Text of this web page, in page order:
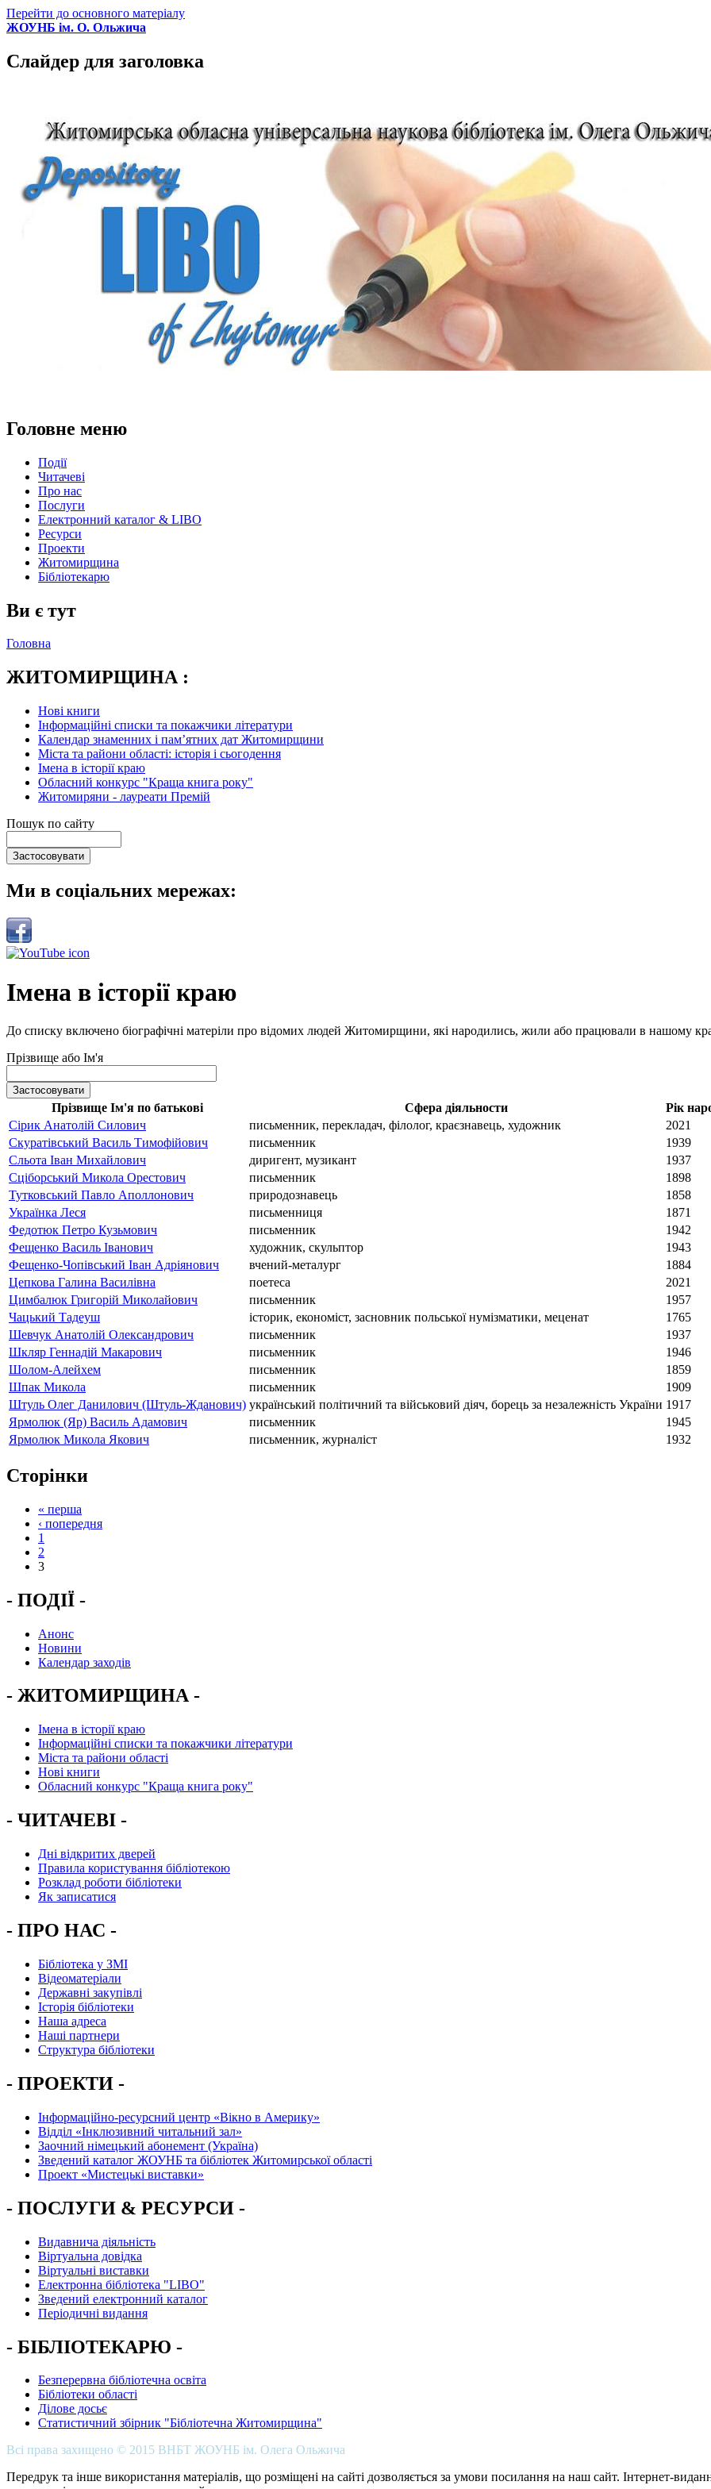
Перейти до основного матеріалу
ЖОУНБ ім. О. Ольжича
Слайдер для заголовка
Головне меню
Події
Читачеві
Про нас
Послуги
Електронний каталог & LIBO
Ресурси
Проекти
Житомирщина
Бібліотекарю
Ви є тут
Головна
ЖИТОМИРЩИНА :
Нові книги
Інформаційні списки та покажчики літератури
Календар знаменних і пам’ятних дат Житомирщини
Міста та райони області: історія і сьогодення
Імена в історії краю
Обласний конкурс "Краща книга року"
Житомиряни - лауреати Премій
Пошук по сайту
Ми в соціальних мережах:
Імена в історії краю
До списку включено біографічні матеріли про відомих людей Житомирщини, які народились, жили або працювали в нашому
Прізвище або Ім'я
Прізвище Ім'я по батькові Сфера діяльности
Рік
Сірик Анатолій Силович
письменник, перекладач, філолог, краєзнавець, художник
2021
Скуратівський Василь Тимофійович
письменник
1939
Сльота Іван Михайлович
диригент, музикант
1937
Сціборський Микола Орестович
письменник
1898
Тутковський Павло Аполлонович
природознавець
1858
Українка Леся
письменниця
1871
Федотюк Петро Кузьмович
письменник
1942
Фещенко Василь Іванович
художник, скульптор
1943
Фещенко-Чопівський Іван Адріянович
вчений-металург
1884
Цепкова Галина Василівна
поетеса
2021
Цимбалюк Григорій Миколайович
письменник
1957
Чацький Тадеуш
історик, економіст, засновник польської нумізматики, меценат
1765
Шевчук Анатолій Олександрович
письменник
1937
Шкляр Геннадій Макарович
письменник
1946
Шолом-Алейхем
письменник
1859
Шпак Микола
письменник
1909
Штуль Олег Данилович (Штуль-Жданович) український політичний та військовий діяч, борець за незалежність України 1917
Ярмолюк (Яр) Василь Адамович
письменник
1945
Ярмолюк Микола Якович
письменник, журналіст 1932
Сторінки
« перша
‹ попередня
1
2
3
- ПОДІЇ -
Анонс
Новини
Календар заходів
- ЖИТОМИРЩИНА -
Імена в історії краю
Інформаційні списки та покажчики літератури
Міста та райони області
Нові книги
Обласний конкурс "Краща книга року"
- ЧИТАЧЕВІ -
Дні відкритих дверей
Правила користування бібліотекою
Розклад роботи бібліотеки
Як записатися
- ПРО НАС -
Бібліотека у ЗМІ
Відеоматеріали
Державні закупівлі
Історія бібліотеки
Наша адреса
Наші партнери
Структура бібліотеки
- ПРОЕКТИ -
Інформаційно-ресурсний центр «Вікно в Америку»
Вiддiл «Інклюзивний читальний зал»
Заочний німецький абонемент (Україна)
Зведений каталог ЖОУНБ та бібліотек Житомирської області
Проект «Мистецькі виставки»
- ПОСЛУГИ & РЕСУРСИ -
Видавнича діяльність
Віртуальна довідка
Віртуальні виставки
Електронна бібліотека "LIBO"
Зведений електронний каталог
Періодичні видання
- БІБЛІОТЕКАРЮ -
Безперервна бібліотечна освіта
Бібліотеки області
Ділове досьє
Статистичний збірник "Бібліотечна Житомирщина"
Всі права захищено © 2015 ВНБТ ЖОУНБ ім. Олега Ольжича
Передрук та інше використання матеріалів, що розміщені на сайті дозволяється за умови посилання на наш сайт. Інтернет-